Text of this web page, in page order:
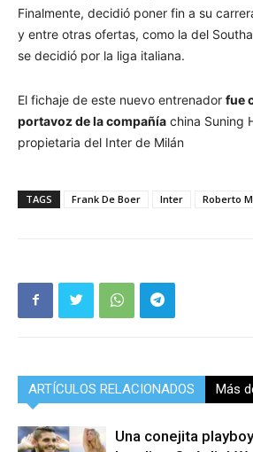
Finalmente, decidió poner fin a su
y entre otras ofertas, como la del
se decidió por la liga italiana.
El fichaje de este nuevo entrenador fue
portavoz de la compañía china Suning
propietaria del Inter de Milán
TAGS Frank De Boer Inter Roberto
ARTÍCULOS RELACIONADOS Más
Una conejita